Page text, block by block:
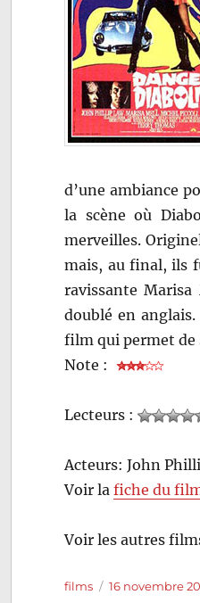
d’une ambiance
la scène où
merveilles.
mais, au final, ils
ravissante
doublé en
film qui permet de
Note :
Lecteurs :
Acteurs: John
Voir lafiche du
Voir les autres
Auteur
films
Publié
16 novembre